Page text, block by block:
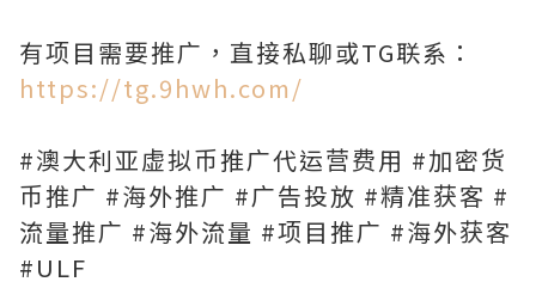
有项目需要推广，直接私聊或TG联系：
https://tg.9hwh.com/
#澳大利亚虚拟币推广代运营费用 #加密货
币推广 #海外推广 #广告投放 #精准获客 #
流量推广 #海外流量 #项目推广 #海外获客
#ULF